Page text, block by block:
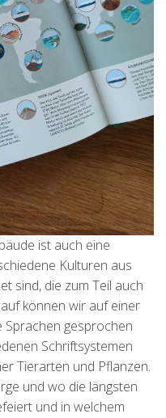
ist auch eine
Kulturen aus
sind, die zum Teil auch
können wir auf einer
Sprachen gesprochen
Schriftsystemen
Tierarten und Pflanzen.
und wo die längsten
und in welchem